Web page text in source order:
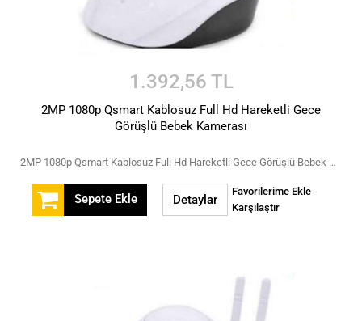
1.392,56 TL
2MP 1080p Qsmart Kablosuz Full Hd Hareketli Gece
Görüşlü Bebek Kamerası
2MP 1080p Qsmart Kablosuz Full Hd Hareketli Gece Görüşlü Bebek Kamerası
Sepete Ekle Detaylar
Favorilerime Ekle
Karşılaştır